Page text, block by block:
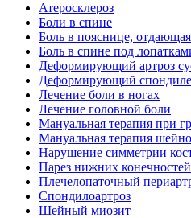
Атеросклероз
Боли в спине
Боль в пояснице,
Боль в спине под
Деформирующий артроз
Деформирующий
Лечение боли в ногах
Лечение головной боли
Мануальная терапия при
Мануальная терапия
Нарушение симметрии
Парез нижних конечностей
Плечелопаточный
Спондилоартроз
Шейный миозит